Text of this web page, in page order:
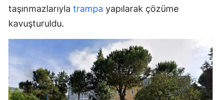
taşınmazlarıyla trampa yapılarak çözüme
kavuşturuldu.